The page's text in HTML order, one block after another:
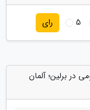
5 رای
در برلین؛ آلمان